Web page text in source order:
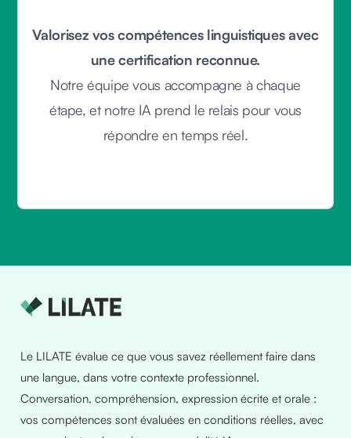
Valorisez vos compétences linguistiques avec
une certification reconnue.
Notre équipe vous accompagne à chaque
étape, et notre IA prend le relais pour vous
répondre en temps réel.
Le LILATE évalue ce que vous savez réellement faire dans
une langue, dans votre contexte professionnel.
Conversation, compréhension, expression écrite et orale :
vos compétences sont évaluées en conditions réelles, avec